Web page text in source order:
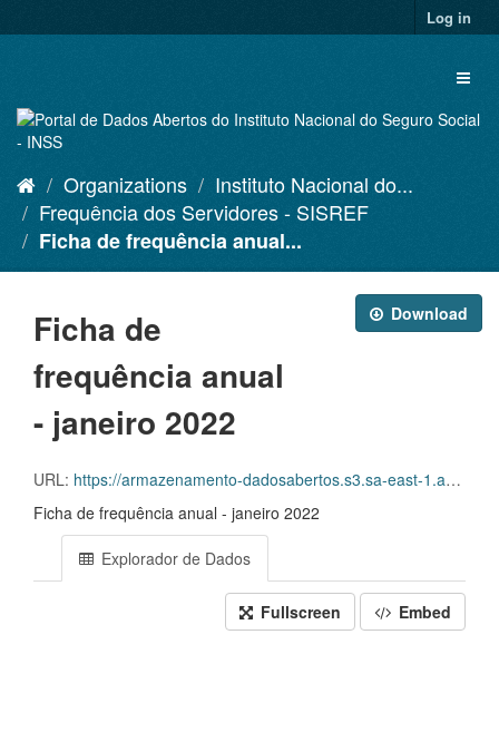
to
Log in
Organizations
Instituto Nacional do...
Frequência dos Servidores - SISREF
Ficha de frequência anual...
Download
Ficha de
frequência anual
- janeiro 2022
URL: https://armazenamento-dadosabertos.s3.sa-east-1.amazonaws.com/Plano+2016_2018_Grupos+de+dados/INSS+-+Frequ%C3%AAncia+dos+Servidores+-+SISREF/D.SRF.FQS.003.ACSINSS.202201.csv
Ficha de frequência anual - janeiro 2022
Explorador de Dados
Fullscreen Embed